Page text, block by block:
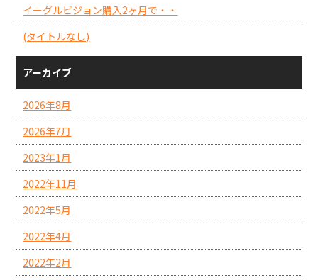
イーグルビジョン購入2ヶ月で・・
(タイトルなし)
アーカイブ
2026年8月
2026年7月
2023年1月
2022年11月
2022年5月
2022年4月
2022年2月